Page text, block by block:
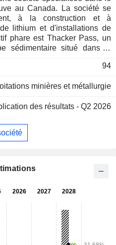
au Canada. La société se
à la construction et à
lithium et d'installations de
phare est Thacker Pass, un
sédimentaire situé dans la
sur le développement
d'Amérique. Thacker Pass
à environ 33 km à l'ouest-
de Thacker Pass s’étend
et se trouve au sein de terres
94
minières et métallurgie
des résultats - Q2 2026